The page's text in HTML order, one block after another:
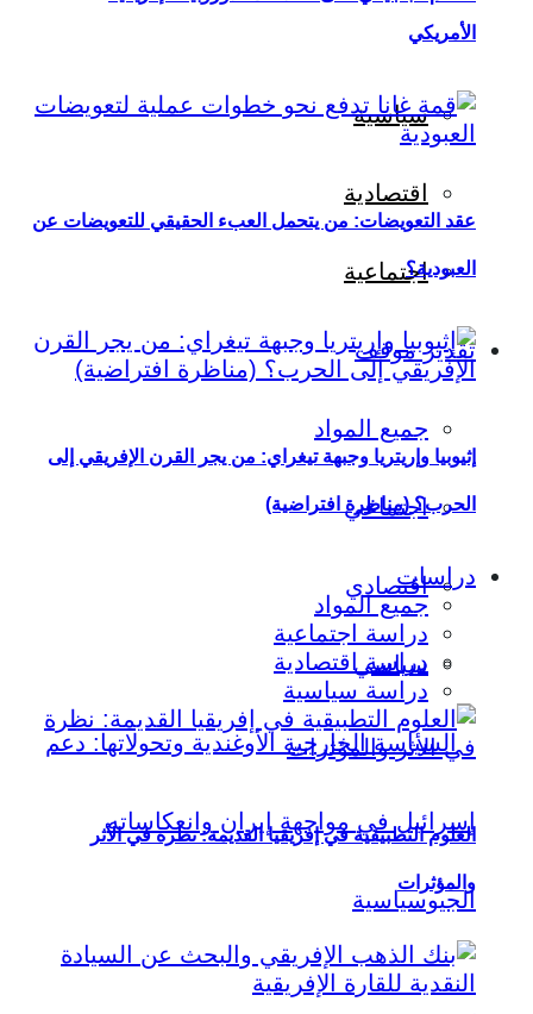
سياسية
اقتصادية
اجتماعية
تقدير موقف
جميع المواد
اجتماعي
اقتصادي
سياسي
الأمريكي
عقد التعويضات: من يتحمل العبء الحقيقي للتعويضات عن
العبودية؟
إثيوبيا وإريتريا وجبهة تيغراي: من يجر القرن الإفريقي إلى
الحرب؟ (مناظرة افتراضية)
دراسات
جميع المواد
دراسة اجتماعية
دراسة اقتصادية
دراسة سياسية
العلوم التطبيقية في إفريقيا القديمة: نظرة في الأثر
والمؤثرات